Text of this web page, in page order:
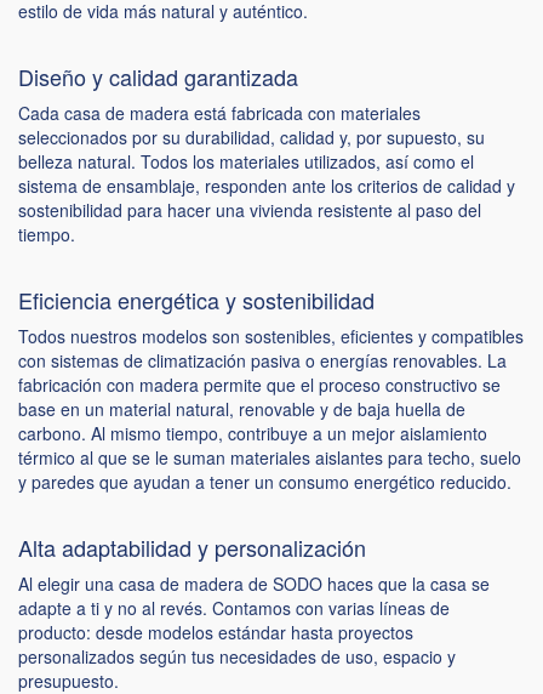
estilo de vida más natural y auténtico.
Diseño y calidad garantizada
Cada casa de madera está fabricada con materiales
seleccionados por su durabilidad, calidad y, por supuesto, su
belleza natural. Todos los materiales utilizados, así como el
sistema de ensamblaje, responden ante los criterios de calidad y
sostenibilidad para hacer una vivienda resistente al paso del
tiempo.
Eficiencia energética y sostenibilidad
Todos nuestros modelos son sostenibles, eficientes y compatibles
con sistemas de climatización pasiva o energías renovables. La
fabricación con madera permite que el proceso constructivo se
base en un material natural, renovable y de baja huella de
carbono. Al mismo tiempo, contribuye a un mejor aislamiento
térmico al que se le suman materiales aislantes para techo, suelo
y paredes que ayudan a tener un consumo energético reducido.
Alta adaptabilidad y personalización
Al elegir una casa de madera de SODO haces que la casa se
adapte a ti y no al revés. Contamos con varias líneas de
producto: desde modelos estándar hasta proyectos
personalizados según tus necesidades de uso, espacio y
presupuesto.